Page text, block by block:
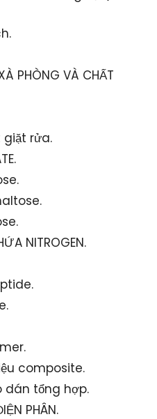
PHÒNG VÀ CHẤT
giặt rửa.
NITROGEN.
composite.
dán tổng hợp.
PHÂN.